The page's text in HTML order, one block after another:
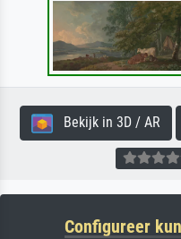
Bekijk in 3D / AR
Configureer